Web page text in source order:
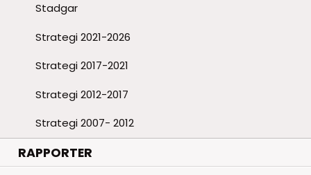
Stadgar
Strategi 2021-2026
Strategi 2017-2021
Strategi 2012-2017
Strategi 2007- 2012
RAPPORTER